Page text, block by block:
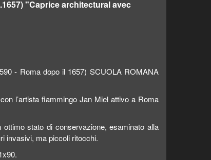
"Caprice architectural avec
- Roma dopo il 1657) SCUOLA ROMANA
l’artista fiammingo Jan Miel attivo a Roma
stato di conservazione, esaminato alla
invasivi, ma piccoli ritocchi.